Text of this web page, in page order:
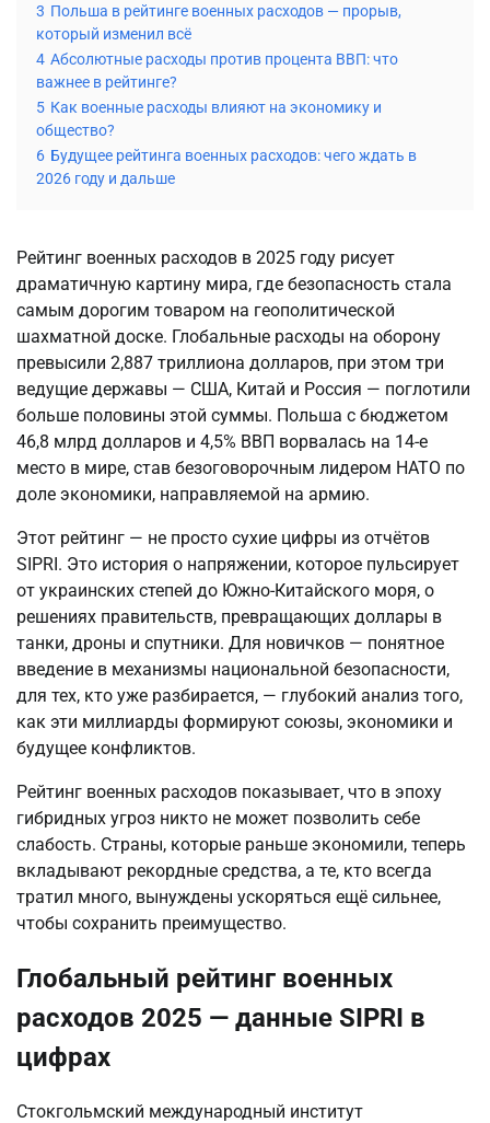
3 Польша в рейтинге военных расходов — прорыв,
который изменил всё
4 Абсолютные расходы против процента ВВП: что
важнее в рейтинге?
5 Как военные расходы влияют на экономику и
общество?
6 Будущее рейтинга военных расходов: чего ждать в
2026 году и дальше
Рейтинг военных расходов в 2025 году рисует
драматичную картину мира, где безопасность стала
самым дорогим товаром на геополитической
шахматной доске. Глобальные расходы на оборону
превысили 2,887 триллиона долларов, при этом три
ведущие державы — США, Китай и Россия — поглотили
больше половины этой суммы. Польша с бюджетом
46,8 млрд долларов и 4,5% ВВП ворвалась на 14-е
место в мире, став безоговорочным лидером НАТО по
доле экономики, направляемой на армию.
Этот рейтинг — не просто сухие цифры из отчётов
SIPRI. Это история о напряжении, которое пульсирует
от украинских степей до Южно-Китайского моря, о
решениях правительств, превращающих доллары в
танки, дроны и спутники. Для новичков — понятное
введение в механизмы национальной безопасности,
для тех, кто уже разбирается, — глубокий анализ того,
как эти миллиарды формируют союзы, экономики и
будущее конфликтов.
Рейтинг военных расходов показывает, что в эпоху
гибридных угроз никто не может позволить себе
слабость. Страны, которые раньше экономили, теперь
вкладывают рекордные средства, а те, кто всегда
тратил много, вынуждены ускоряться ещё сильнее,
чтобы сохранить преимущество.
Глобальный рейтинг военных
расходов 2025 — данные SIPRI в
цифрах
Стокгольмский международный институт